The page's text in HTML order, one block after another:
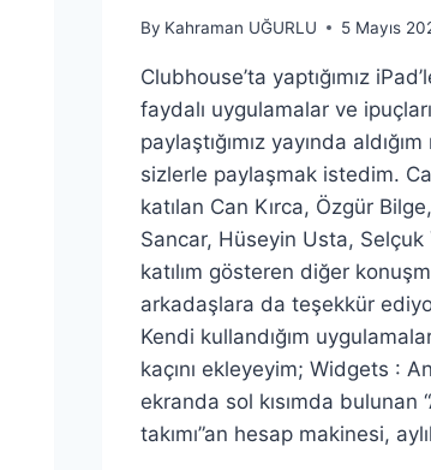
By Kahraman UĞURLU 5 Mayıs
Clubhouse’ta yaptığımız
faydalı uygulamalar ve
paylaştığımız yayında aldığım
sizlerle paylaşmak istedim.
katılan Can Kırca, Özgür
Sancar, Hüseyin Usta, Selçuk
katılım gösteren diğer
arkadaşlara da teşekkür
Kendi kullandığım
kaçını ekleyeyim; Widgets :
ekranda sol kısımda bulunan
takımı”an hesap makinesi,